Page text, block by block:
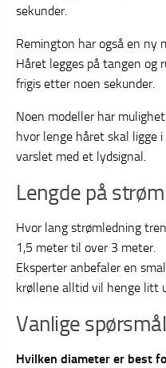
sekunder.
Remington har også en ny
Håret legges på tangen og
frigis etter noen sekunder.
Noen modeller har
hvor lenge håret skal ligge
varslet med et lydsignal.
Lengde på
Hvor lang strømledning
1,5 meter til over 3 meter.
Eksperter anbefaler en
krøllene alltid vil henge litt
Vanlige
Hvilken diameter er best